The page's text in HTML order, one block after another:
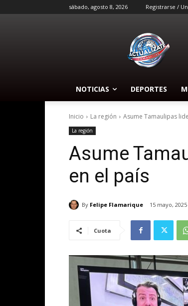
sábado, agosto 8, 2026 Registrarse /
NOTICIAS DEPORTES
Inicio La región Asume Tamaulipas
La región
Asume
en el país
By Felipe Flamarique 15 mayo, 2025
Cuota